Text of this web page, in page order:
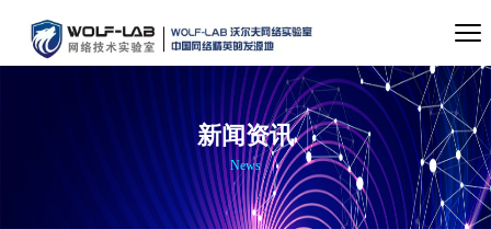
新闻资讯
News